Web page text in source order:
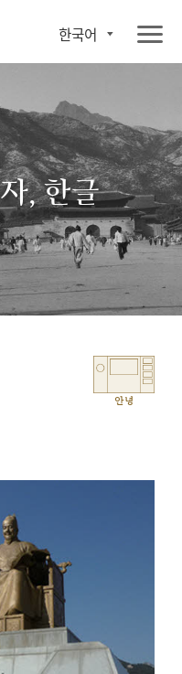
한국어
, 한글
안녕